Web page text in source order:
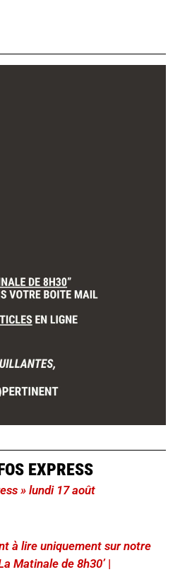
EXPRESS
» lundi 17 août
à lire uniquement sur notre
Matinale de 8h30’ |